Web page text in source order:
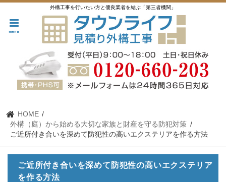
外構工事を行いたい方と優良業者を結ぶ「第三者機関」
menu
HOME
外構（庭）から始める大切な家族と財産を守る防犯対策
ご近所付き合いを深めて防犯性の高いエクステリアを作る方法
ご近所付き合いを深めて防犯性の高いエクステリア
を作る方法